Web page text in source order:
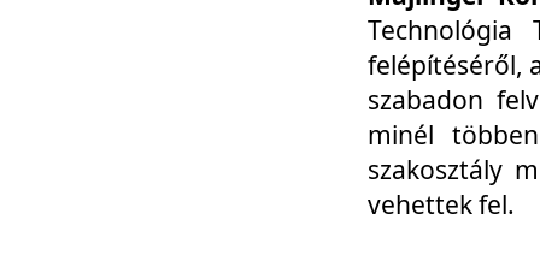
Technológia
felépítéséről,
szabadon
minél
szakosztály
vehettek fel.